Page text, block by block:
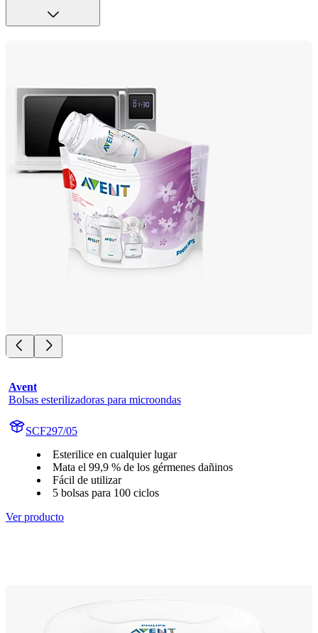
Avent
Bolsas esterilizadoras para microondas
SCF297/05
Esterilice en cualquier lugar
Mata el 99,9 % de los gérmenes dañinos
Fácil de utilizar
5 bolsas para 100 ciclos
Ver producto